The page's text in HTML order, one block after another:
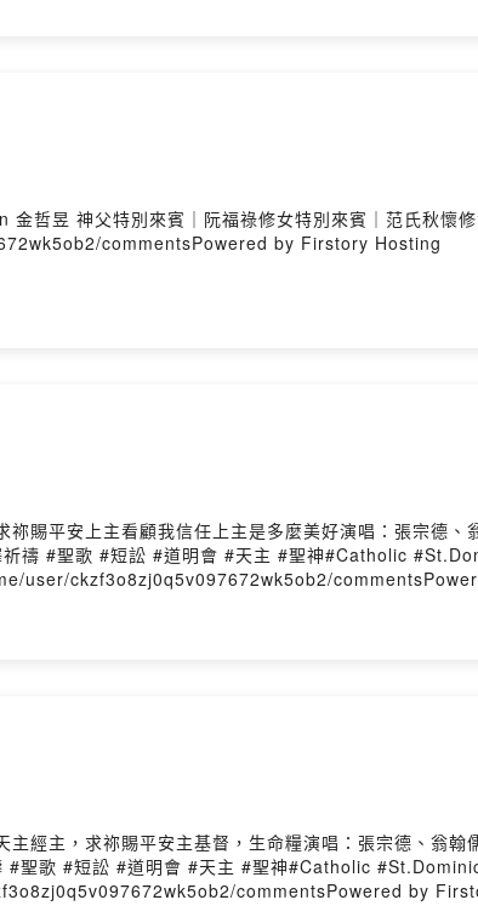
哲昱 神父特別來賓｜阮福祿修女特別來賓｜范氏秋懷
commentsPowered by Firstory Hosting
賜平安上主看顧我信任上主是多麼美好演唱：張宗德、
禱 #聖歌 #短訟 #道明會 #天主 #聖神#Catholic
user/ckzf3o8zj0q5v097672wk5ob2/
經主，求祢賜平安主基督，生命糧演唱：張宗德、翁翰
#聖歌 #短訟 #道明會 #天主 #聖神#Catholic
commentsPowered by